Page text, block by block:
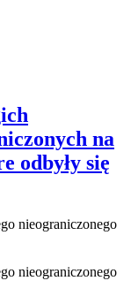
na
odbyły się
nieograniczonego
nieograniczonego